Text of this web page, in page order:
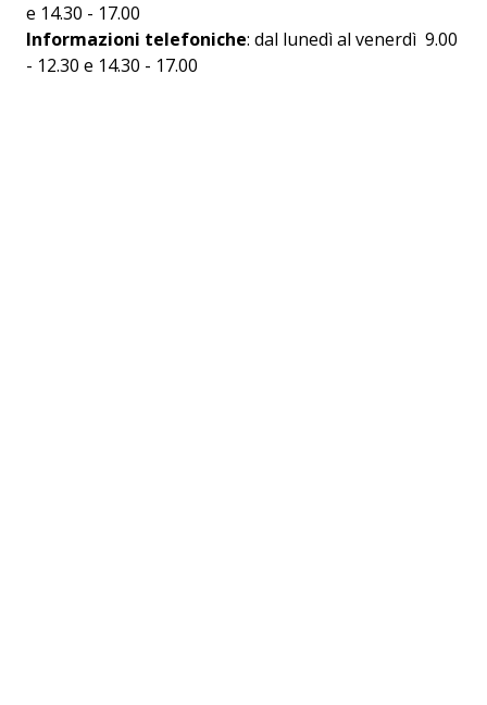
e 14.30 - 17.00
Informazioni telefoniche: dal lunedì al venerdì 9.00
- 12.30 e 14.30 - 17.00